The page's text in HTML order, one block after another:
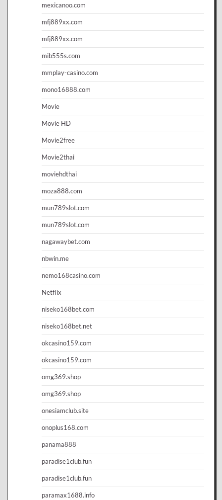
mexicanoo.com
mfj889xx.com
mfj889xx.com
mib555s.com
mmplay-casino.com
mono16888.com
Movie
Movie HD
Movie2free
Movie2thai
moviehdthai
moza888.com
mun789slot.com
mun789slot.com
nagawaybet.com
nbwin.me
nemo168casino.com
Netflix
niseko168bet.com
niseko168bet.net
okcasino159.com
okcasino159.com
omg369.shop
omg369.shop
onesiamclub.site
onoplus168.com
panama888
paradise1club.fun
paradise1club.fun
paramax1688.info